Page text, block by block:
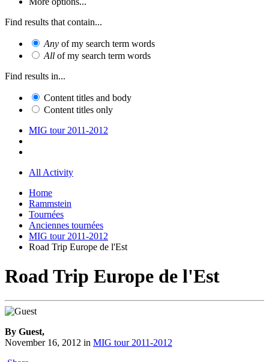
Find results that contain...
Any of my search term words
All of my search term words
Find results in...
Content titles and body
Content titles only
MIG tour 2011-2012
All Activity
Home
Rammstein
Tournées
Anciennes tournées
MIG tour 2011-2012
Road Trip Europe de l'Est
Road Trip Europe de l'Est
By Guest,
November 16, 2012 in MIG tour 2011-2012